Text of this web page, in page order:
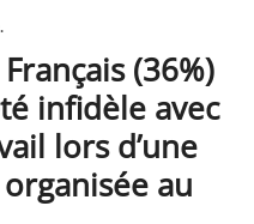
(36%)
infidèle avec
lors d’une
au